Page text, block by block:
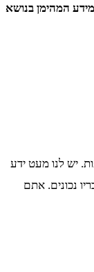
המהימן בנושא
יש לנו מעט ידע
נכונים. אתם